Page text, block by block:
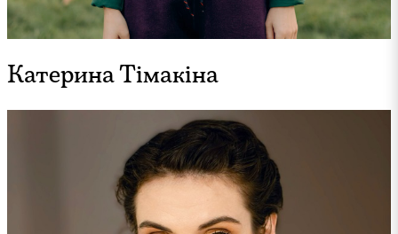
Катерина Тімакіна